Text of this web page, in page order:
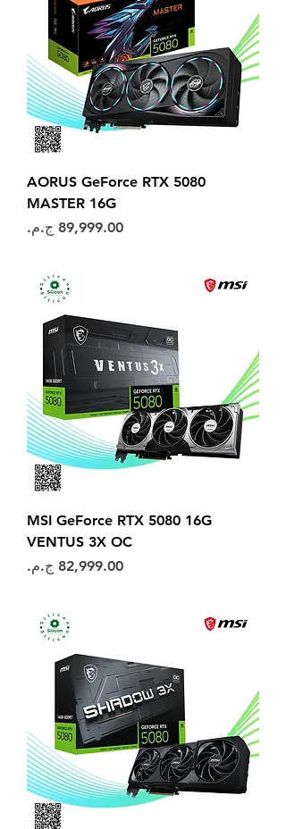
AORUS GeForce RTX 5080
MASTER 16G
السعر
MSI GeForce RTX 5080 16G
VENTUS 3X OC
السعر